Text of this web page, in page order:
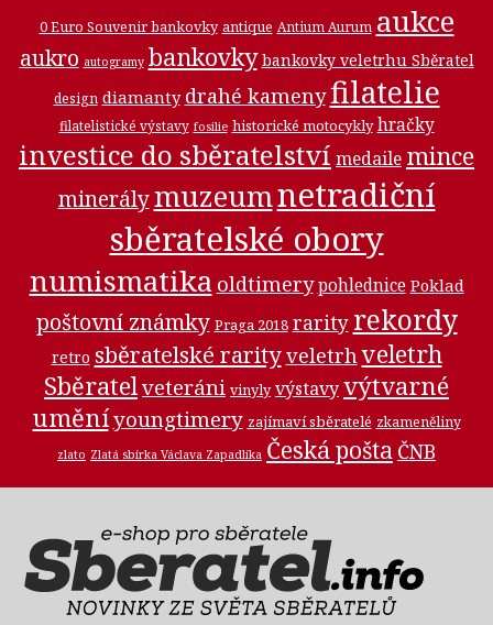
0 Euro Souvenir bankovky antique Antium Aurum aukce
aukro autogramy bankovky bankovky veletrhu Sběratel
design diamanty drahé kamenyfilatelie
filatelistické výstavy fosilie historické motocykly hračky
investice do sběratelství medaile mince
minerálymuzeumnetradiční
sběratelské obory
numismatika oldtimery pohlednice Poklad
poštovní známky Praga 2018 rarity rekordy
retro sběratelské rarityveletrhveletrh
Sběratelveteráni vinyly výstavyvýtvarné
uměníyoungtimery zajímaví sběratelé zkameněliny
zlato Zlatá sbírka Václava Zapadlíka Česká pošta ČNB